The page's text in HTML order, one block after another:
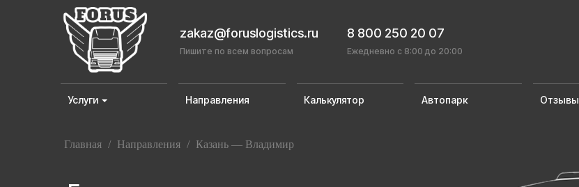
zakaz@foruslogistics.ru
Пишите по всем вопросам
8 800 250 20 07
Ежедневно с 8:00 до 20:00
Услуги Направления Калькулятор Автопарк Отзывы
Главная / Направления / Казань — Владимир